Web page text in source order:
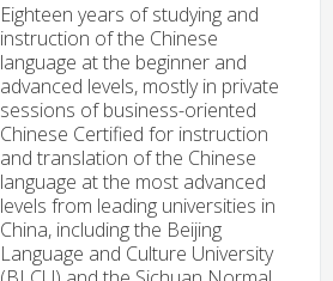
Eighteen years of studying and
instruction of the Chinese
language at the beginner and
advanced levels, mostly in private
sessions of business-oriented
Chinese Certified for instruction
and translation of the Chinese
language at the most advanced
levels from leading universities in
China, including the Beijing
Language and Culture University